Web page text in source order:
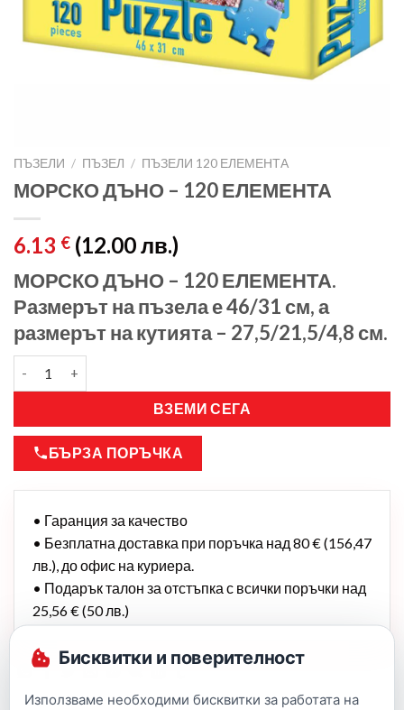
ПЪЗЕЛИ / ПЪЗЕЛ / ПЪЗЕЛИ 120 ЕЛЕМЕНТА
МОРСКО ДЪНО – 120 ЕЛЕМЕНТА
6.13 € (12.00 лв.)
МОРСКО ДЪНО – 120 ЕЛЕМЕНТА.
Размерът на пъзела е 46/31 см, а
размерът на кутията – 27,5/21,5/4,8 см.
ВЗЕМИ СЕГА
БЪРЗА ПОРЪЧКА
• Гаранция за качество
• Безплатна доставка при поръчка над 80 € (156,47
лв.), до офис на куриера.
• Подарък талон за отстъпка с всички поръчки над
25,56 € (50 лв.)
Бисквитки и поверителност
Използваме необходими бисквитки за работата на